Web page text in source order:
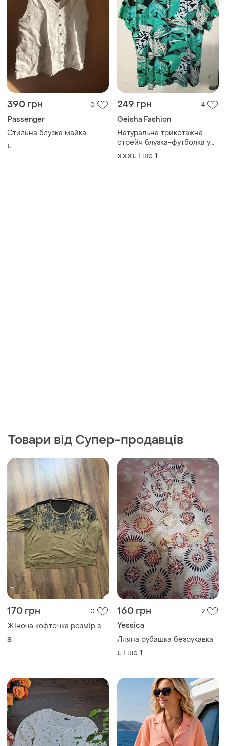
390 грн
Passenger
Стильна блузка майка
L
249 грн 4
Geisha Fashion
Натуральна трикотажна
стрейч блузка-футболка у
яскравий тропічний принт
батал geisha
XXXL і ще 1
170 грн 0
Жіноча кофточка розмір s
S
160 грн 2
Yessica
Лляна рубашка безрукавка
L і ще 1